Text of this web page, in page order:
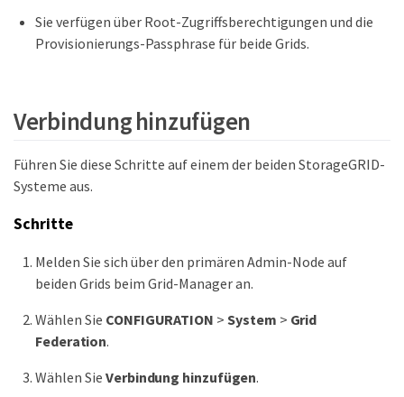
Sie verfügen über Root-Zugriffsberechtigungen und die
Provisionierungs-Passphrase für beide Grids.
Verbindung hinzufügen
Führen Sie diese Schritte auf einem der beiden StorageGRID-
Systeme aus.
Schritte
Melden Sie sich über den primären Admin-Node auf
beiden Grids beim Grid-Manager an.
Wählen Sie CONFIGURATION > System > Grid
Federation.
Wählen Sie Verbindung hinzufügen.